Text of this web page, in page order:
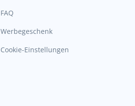
FAQ
Werbegeschenk
Cookie-Einstellungen